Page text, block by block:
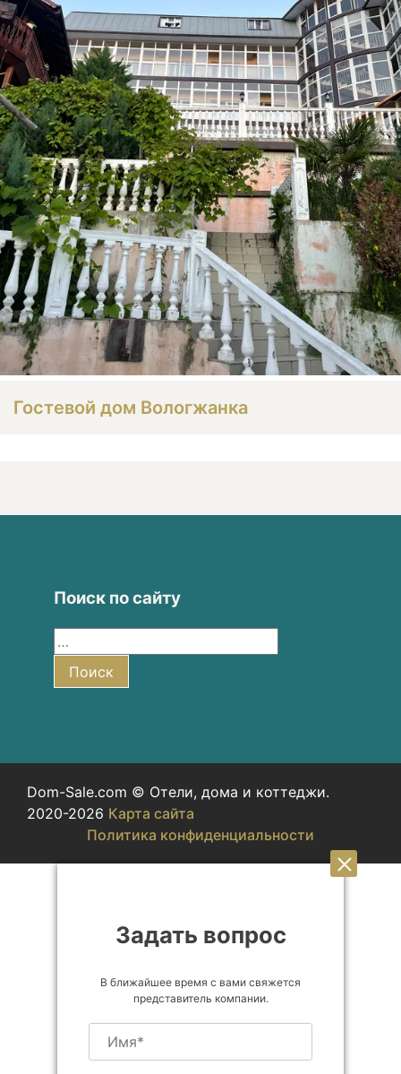
Гостевой дом Вологжанка
Поиск по сайту
Поиск
Dom-Sale.com © Отели, дома и коттеджи.
2020-2026 Карта сайта
Политика конфиденциальности
Задать вопрос
В ближайшее время с вами свяжется
представитель компании.